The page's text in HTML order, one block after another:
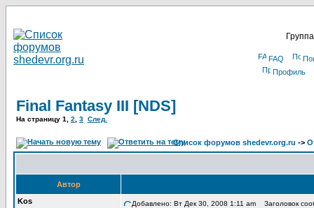
FAQ
Профиль
Final Fantasy III [NDS]
На страницу 1 2 3 След.
Список форумов shedevr.org.ru ->
Автор
Kos
Добавлено: Вт Дек 30, 2008 1:11 am Заголовок